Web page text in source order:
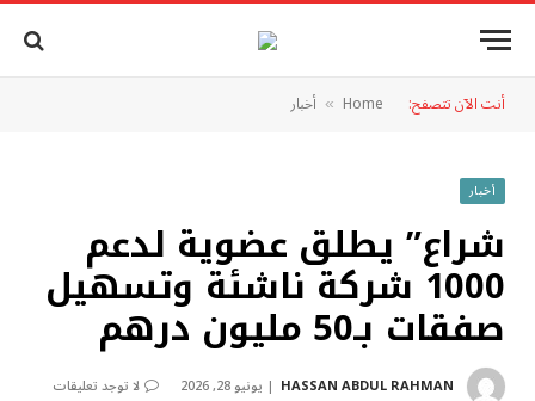
أنت الآن تتصفح: Home
» أخبار
أخبار
شراع” يطلق عضوية لدعم
1000 شركة ناشئة وتسهيل
صفقات بـ50 مليون درهم
HASSAN ABDUL RAHMAN يونيو 28, 2026
لا توجد تعليقات